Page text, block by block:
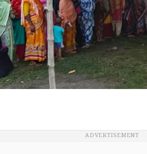
ADVERTISEMENT